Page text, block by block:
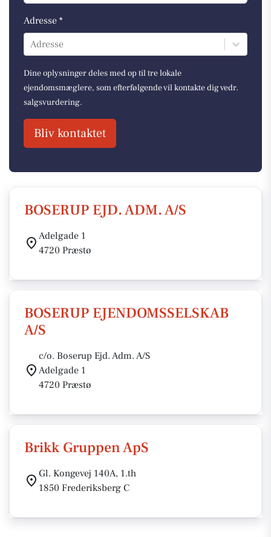
Adresse *
Adresse
Dine oplysninger deles med op til tre lokale
ejendomsmæglere, som efterfølgende vil kontakte dig vedr.
salgsvurdering.
Bliv kontaktet
BOSERUP EJD. ADM. A/S
Adelgade 1
4720 Præstø
BOSERUP EJENDOMSSELSKAB
A/S
c/o. Boserup Ejd. Adm. A/S
Adelgade 1
4720 Præstø
Brikk Gruppen ApS
Gl. Kongevej 140A, 1.th
1850 Frederiksberg C